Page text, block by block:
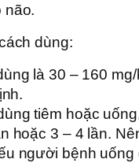
não.
dùng:
là 30 – 160
tiêm hoặc
hoặc 3 – 4 lần.
người bệnh uống